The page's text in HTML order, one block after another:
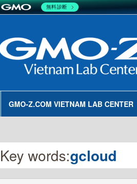
GMO-Z.COM VIETNAM LAB CENTER
Key words:gcloud
無料診断